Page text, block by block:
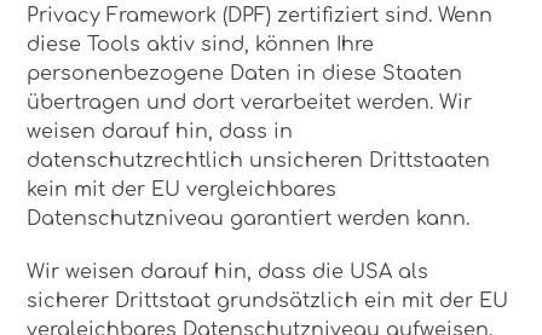
Privacy Framework (DPF) zertifiziert sind. Wenn
diese Tools aktiv sind, können Ihre
personenbezogene Daten in diese Staaten
übertragen und dort verarbeitet werden. Wir
weisen darauf hin, dass in
datenschutzrechtlich unsicheren Drittstaaten
kein mit der EU vergleichbares
Datenschutzniveau garantiert werden kann.
Wir weisen darauf hin, dass die USA als
sicherer Drittstaat grundsätzlich ein mit der EU
vergleichbares Datenschutzniveau aufweisen.